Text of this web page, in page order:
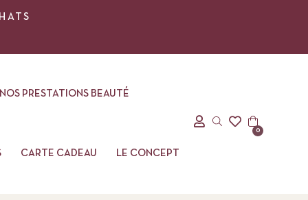
NOS PRESTATIONS BEAUTÉ
CARTE CADEAU LE CONCEPT
0